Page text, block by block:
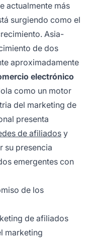
actualmente más
surgiendo como el
Asia-
de dos
aproximadamente
electrónico
como un motor
del marketing de
presenta
de afiliados y
su presencia
emergentes con
de los
de afiliados
marketing